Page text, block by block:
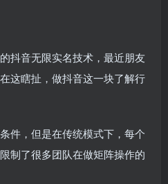
抖音无限实名技术，最近朋友
这瞎扯，做抖音这一块了解行
件，但是在传统模式下，每个
制了很多团队在做矩阵操作的